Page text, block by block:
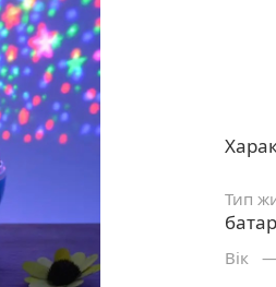
Тип
Вік